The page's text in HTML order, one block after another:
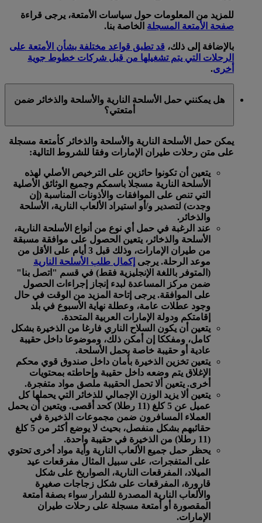
للمزيد من المعلومات حول سياسات الأمتعة، يرجى قراءة
صفحة الأمتعة المسجلة الخاصة بنا.
بالإضافة إلى ذلك، قد تطبق قواعد مختلفة بشأن الأمتعة على
الرحلات التي يتم تشغيلها من قبل شركات خطوط جوية
أخرى.
هل يمكنني حمل الأسلحة النارية والأسلحة والذخائر ضمن
أمتعتي؟
يمكن حمل الأسلحة النارية والأسلحة والذخائر كأمتعة مسجلة
على متن رحلات طيران الإمارات وفقا للشروط التالية:
يتعين أن تكونوا حائزين على الترخيص الأصلي لهذه
الأسلحة النارية مسجلا باسمكم وجميع الوثائق الأصلية
التي تنص على الموافقات والأذونات المناسبة (إن
وجدت) لتصدير و/أو استيراد الألعاب النارية، الأسلحة
والذخائر.
عند الرغبة في حمل أي نوع من أنواع الأسلحة النارية،
الأسلحة والذخائر، يتعين الحصول على موافقة مسبقة
من طيران الإمارات، وذلك قبل 3 أيام على الأقل من
موعد الرحلة. يرجى إكمال طلب الأسلحة النارية
(المتوفر باللغة الإنجليزية فقط) في قسم "اتصل بنا"
ضمن مركز المساعدة لبدء إنجاز إجراءات الحصول
على الموافقة. يرجى إتاحة المزيد من الوقت في حال
وجود عطلات عامة، وعطلة نهاية الأسبوع في بلد
إقامتكم ودولة الإمارات العربية المتحدة.
يتعين أن يكون السلاح الناري فارغا من الذخيرة بشكل
كامل، ومفككا إن أمكن ذلك، وموضوعا داخل حقيبة
عادية أو حقيبة خاصة بحمل الأسلحة.
يتعين تخزين الذخيرة بأمان داخل صندوق قوي محكم
الإغلاق يتم وضعه داخل حقيبة وإحاطته بمحتويات
أخرى. يتعين ألا تحمل الحقيبة ملصق مواد متفجرة.
يتعين ألا يزيد الوزن الإجمالي للذخائر التي يحملها كل
عميل عن 5 كلغ (11 رطلا) كحد أقصى. ويتعين أن يحمل
العملاء المسافرون ضمن مجموعات الذخيرة في
حقائبهم بشكل منفصل، بحيث لا يوضع أكثر من 5 كلغ
(11 رطلا) من الذخيرة في حقيبة واحدة.
يحظر حمل جميع الألعاب النارية وأية مواد أخرى تحتوي
على المتفجرات، على سبيل المثال مفرقعات عيد
الميلاد، المفرقعات النارية، الصواريخ على شكل
قارورة، المفرقعات على شكل زجاجات صغيرة
والألعاب النارية المصدرة للشرار سواء بصفة أمتعة
المقصورة أو أمتعة مسجلة على رحلات طيران
الإمارات.